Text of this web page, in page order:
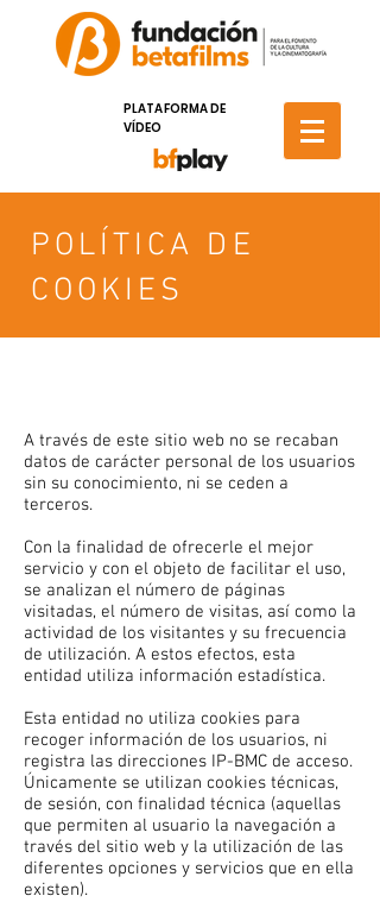
PLATAFORMA DE
VÍDEO
POLÍTICA DE
COOKIES
A través de este sitio web no se recaban
datos de carácter personal de los usuarios
sin su conocimiento, ni se ceden a
terceros.
Con la finalidad de ofrecerle el mejor
servicio y con el objeto de facilitar el uso,
se analizan el número de páginas
visitadas, el número de visitas, así como la
actividad de los visitantes y su frecuencia
de utilización. A estos efectos, esta
entidad utiliza información estadística.
Esta entidad no utiliza cookies para
recoger información de los usuarios, ni
registra las direcciones IP-BMC de acceso.
Únicamente se utilizan cookies técnicas,
de sesión, con finalidad técnica (aquellas
que permiten al usuario la navegación a
través del sitio web y la utilización de las
diferentes opciones y servicios que en ella
existen).